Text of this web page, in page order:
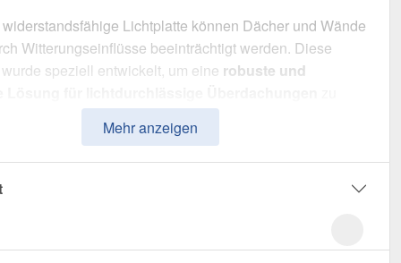
Lichtplatte können Dächer und Wände
Witterungseinflüsse beeinträchtigt werden. Diese
speziell entwickelt, um eine robuste und
überzeugt durch einfache Handhabung, hohe
und eine witterungsbeständige Oberfläche.
Dachlösung. Die
und die
Mehr anzeigen